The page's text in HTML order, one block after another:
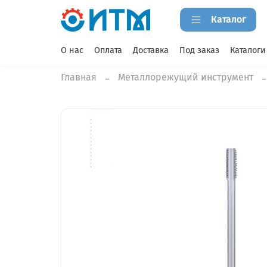
Каталог
О нас Оплата Доставка Под заказ Каталоги
Главная Металлорежущий инструмент